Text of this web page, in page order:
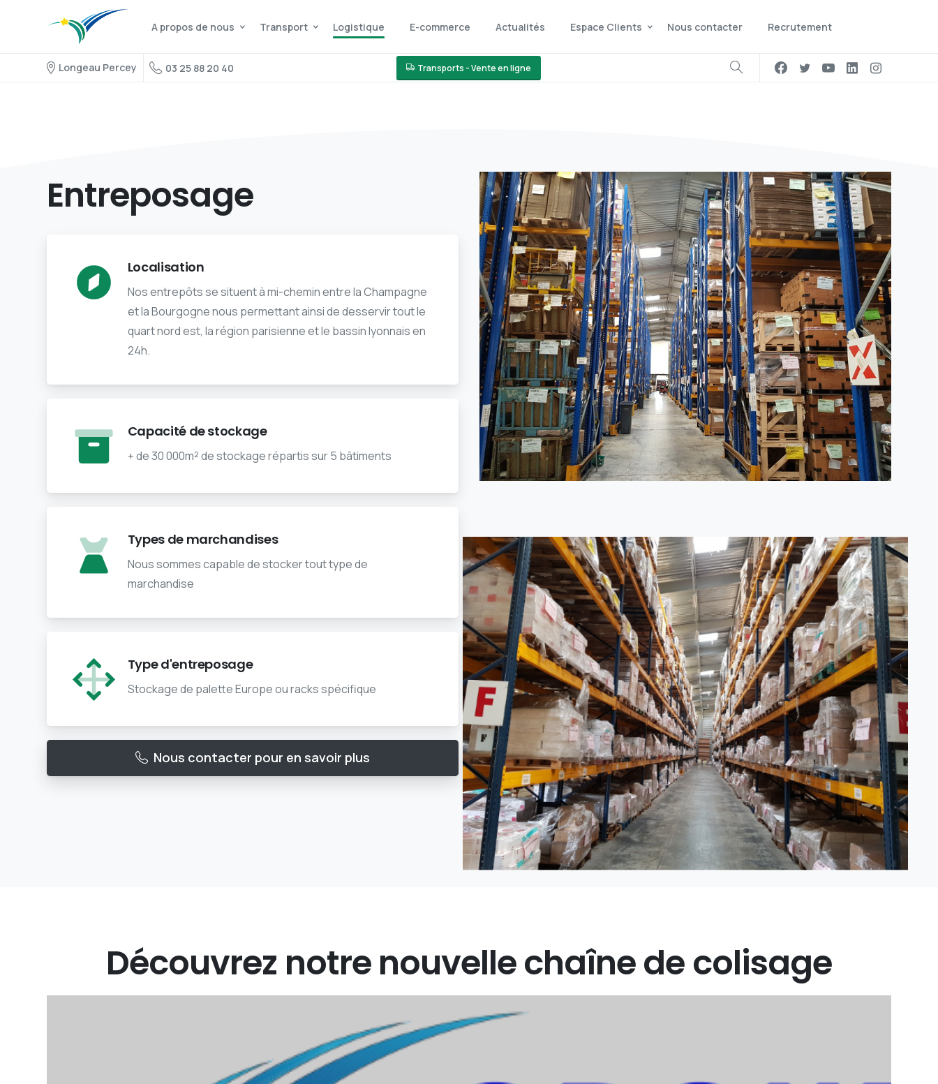
A propos de nous Transport Logistique E-commerce Actualités Espace Clients Nous contacter Recrutement
Longeau Percey 03 25 88 20 40 Transports - Vente en ligne
Entreposage
Localisation
Nos entrepôts se situent à mi-chemin entre la Champagne
et la Bourgogne nous permettant ainsi de desservir tout le
quart nord est, la région parisienne et le bassin lyonnais en
24h.
Capacité de stockage
+ de 30 000m² de stockage répartis sur 5 bâtiments
Types de marchandises
Nous sommes capable de stocker tout type de
marchandise
Type d'entreposage
Stockage de palette Europe ou racks spécifique
Nous contacter pour en savoir plus
Découvrez notrenouvellechaînedecolisage